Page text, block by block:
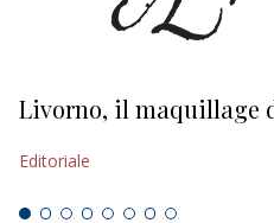
Livorno, il maquillage
Editoriale